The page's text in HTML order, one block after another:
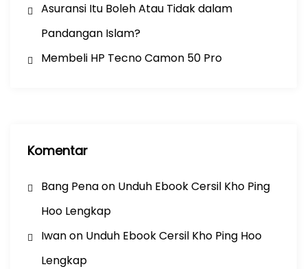
Asuransi Itu Boleh Atau Tidak dalam
Pandangan Islam?
Membeli HP Tecno Camon 50 Pro
Komentar
Bang Penaon Unduh Ebook Cersil Kho Ping
Hoo Lengkap
Iwanon Unduh Ebook Cersil Kho Ping Hoo
Lengkap